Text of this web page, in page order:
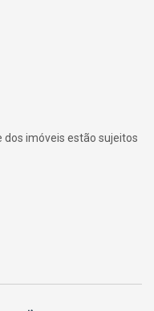
dos imóveis estão sujeitos